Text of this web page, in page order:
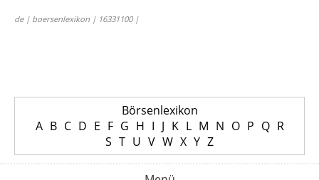
de | boersenlexikon | 16331100 |
Börsenlexikon
A B C D E F G H I J K L M N O P Q R
S T U V W X Y Z